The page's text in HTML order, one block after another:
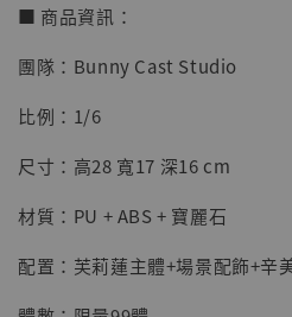
【店內現貨】七龍珠 系
明紀念款 [奇蹟工作室]
NT$ 5,580
■ 商品資訊：
團隊：Bunny Cast Studio
比例：1/6
尺寸：高28 寬17 深16 cm
材質：PU + ABS + 寶麗石
配置：芙莉蓮主體+場景配飾+辛